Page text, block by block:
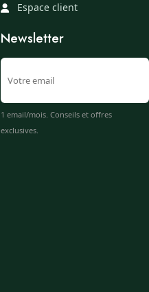
Espace client
Newsletter
1 email/mois. Conseils et offres
exclusives.